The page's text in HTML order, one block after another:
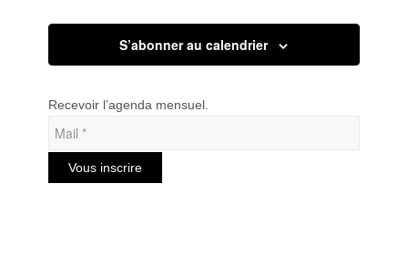
vues
S’abonner au calendrier
Recevoir l’agenda mensuel.